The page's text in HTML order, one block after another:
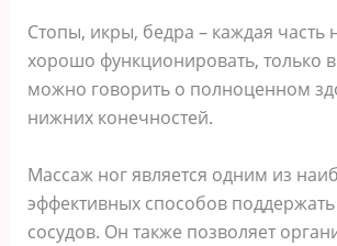
Стопы, икры, бедра – каждая часть
хорошо функционировать, только
можно говорить о полноценном
нижних конечностей.
Массаж ног является одним из
эффективных способов
сосудов. Он также позволяет